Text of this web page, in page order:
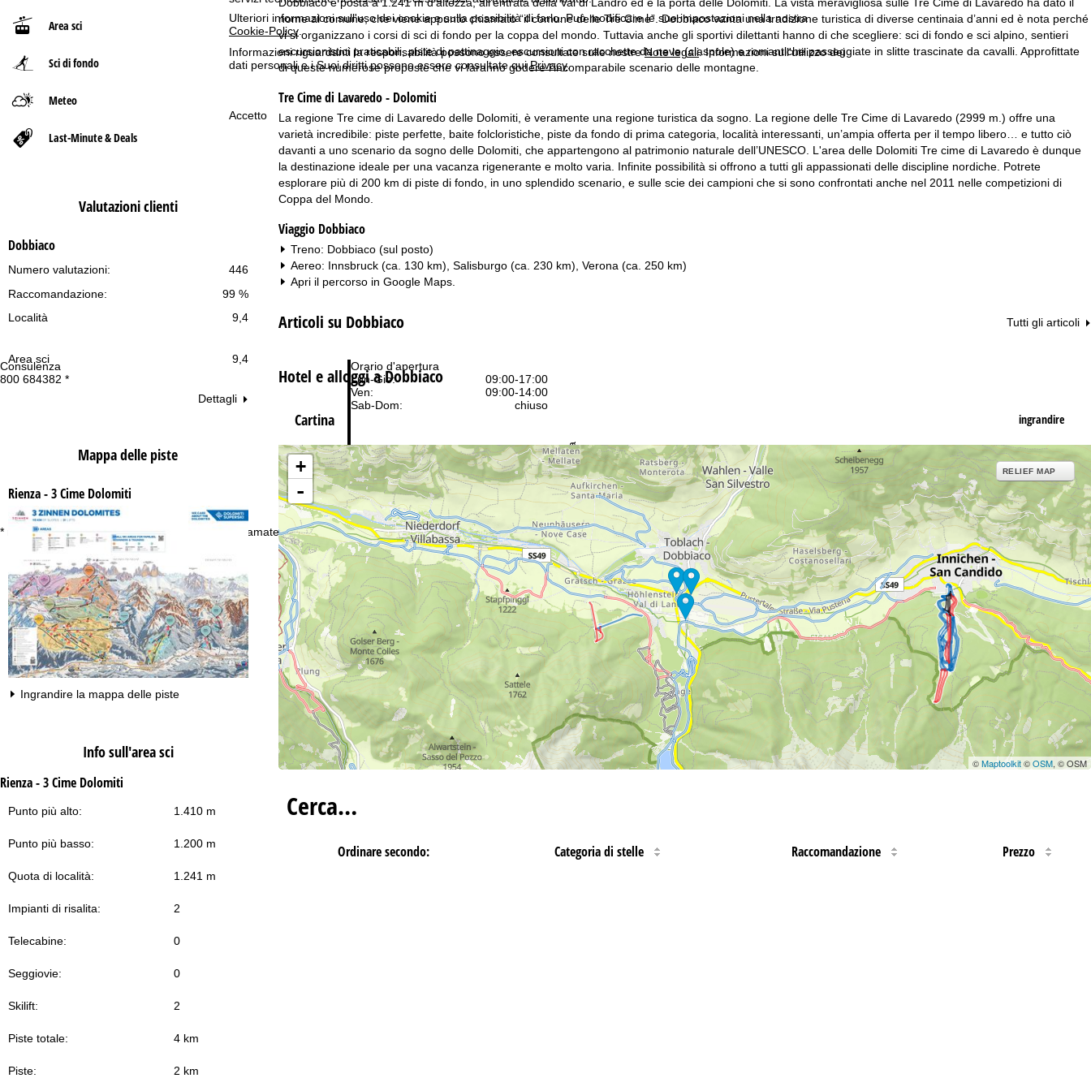
Ulteriori informazioni sull'uso dei cookie e sulla possibilità di farlo. Può modificare le sue impostazioni nella nostra
Cookie-Policy
Informazioni riguardanti la responsabilità possono essere consultate sulle nostreNote legali. Informazioni sull'utilizzo dei
dati personali e i Suoi diritti possono essere consultate quiPrivacy.
Accetto
Consulenza
800 684382 *
* numero verde gratuito. Disponibile solo per chiamate dall’Italia
Orario d'apertura
Lun-Gio:
09:00-17:00
Ven:
09:00-14:00
Sab-Dom:
chiuso
Contattaci
Consulenza
Area sci
Sci di fondo
Meteo
Last-Minute & Deals
Valutazioni clienti
Dobbiaco
446
Numero valutazioni:
99 %
Raccomandazione:
Località
9,4
Area sci 9,4
Dettagli
Mappa delle piste
Rienza - 3 Cime Dolomiti
Ingrandire la mappa delle piste
Info sull'area sci
Rienza - 3 Cime Dolomiti
Punto più alto: 1.410 m
Punto più basso: 1.200 m
Quota di località: 1.241 m
Impianti di risalita: 2
Telecabine: 0
Seggiovie: 0
Skilift: 2
Piste totale: 4 km
Piste: 2 km
p
a
g
e
nome al comune, che viene appunto chiamato “il comune delle Tre Cime”. Dobbiaco vanta una tradizione turistica di diverse centinaia d’anni ed è nota perché
vi si organizzano i corsi di sci di fondo per la coppa del mondo. Tuttavia anche gli sportivi dilettanti hanno di che scegliere: sci di fondo e sci alpino, sentieri
escursionistici praticabili, piste di pattinaggio, escursioni con racchette da neve (ciaspole) e romantiche passeggiate in slitte trascinate da cavalli. Approfittate
di queste numerose proposte che vi faranno godere l’incomparabile scenario delle montagne.
Tre Cime di Lavaredo - Dolomiti
La regione Tre cime di Lavaredo delle Dolomiti, è veramente una regione turistica da sogno. La regione delle Tre Cime di Lavaredo (2999 m.) offre una
varietà incredibile: piste perfette, baite folcloristiche, piste da fondo di prima categoria, località interessanti, un’ampia offerta per il tempo libero… e tutto ciò
davanti a uno scenario da sogno delle Dolomiti, che appartengono al patrimonio naturale dell’UNESCO. L'area delle Dolomiti Tre cime di Lavaredo è dunque
la destinazione ideale per una vacanza rigenerante e molto varia. Infinite possibilità si offrono a tutti gli appassionati delle discipline nordiche. Potrete
esplorare più di 200 km di piste di fondo, in uno splendido scenario, e sulle scie dei campioni che si sono confrontati anche nel 2011 nelle competizioni di
Coppa del Mondo.
Viaggio Dobbiaco
Treno: Dobbiaco (sul posto)
Aereo: Innsbruck (ca. 130 km), Salisburgo (ca. 230 km), Verona (ca. 250 km)
Apri il percorso in Google Maps.
Articoli su Dobbiaco Tutti gli articoli
Hotel e alloggi a Dobbiaco
Cartina ingrandire
+
-
RELIEF MAP
©Maptoolkit©OSM, © OSM
Cerca…
Ordinare secondo: Categoria di stelle Raccomandazione Prezzo